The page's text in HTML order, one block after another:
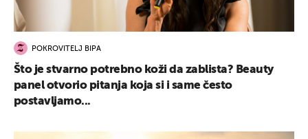
POKROVITELJ BIPA
Što je stvarno potrebno koži da zablista? Beauty
panel otvorio pitanja koja si i same često
postavljamo...